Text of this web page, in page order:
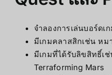
จำลองการเล่นบอร์ดเ
มีเกมคลาสสิกเช่น ห
มีเกมที่ได้รับลิขสิทธิ์เ
Terraforming Mars